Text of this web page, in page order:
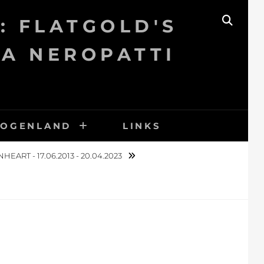
FLATGOLD'S
NEROPATTI
LINKS
- 17.06.2013 - 20.04.2023